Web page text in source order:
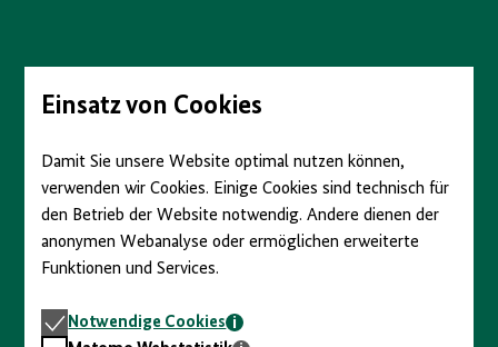
Seiteninhalt
springenEinsatz von Cookies
Damit Sie unsere Website optimal nutzen können,
verwenden wir Cookies. Einige Cookies sind technisch für
den Betrieb der Website notwendig. Andere dienen der
anonymen Webanalyse oder ermöglichen erweiterte
Funktionen und Services.
Notwendige
Notwendige Cookies